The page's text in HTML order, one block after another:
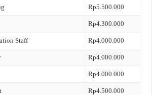
Rp5.500.000
Rp4.300.000
Staff Rp4.000.000
Rp4.000.000
Rp4.000.000
Rp4.500.000